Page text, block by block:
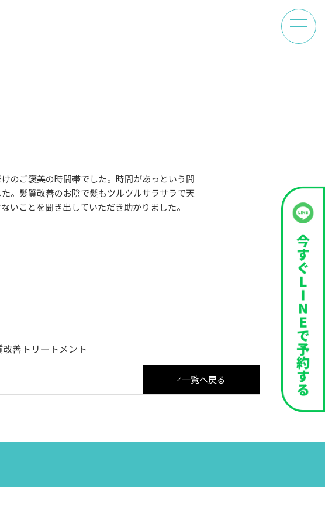
のご褒美の時間帯でした。時間があっという間
。髪質改善のお陰で髪もツルツルサラサラで天
いことを聞き出していただき助かりました。
善トリートメント
一覧へ戻る